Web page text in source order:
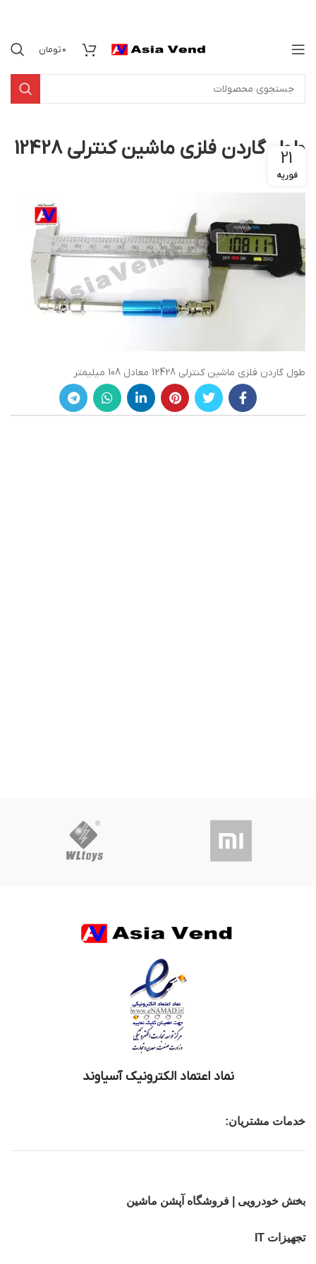
0تومان
طول گاردن فلزی ماشین کنترلی 12428
21
فوریه
طول گاردن فلزی ماشین کنترلی 12428 معادل 108 میلیمتر
نماد اعتماد الکترونیک آسیاوند
خدمات مشتریان:
بخش خودرویی | فروشگاه آپشن ماشین
تجهیزات IT